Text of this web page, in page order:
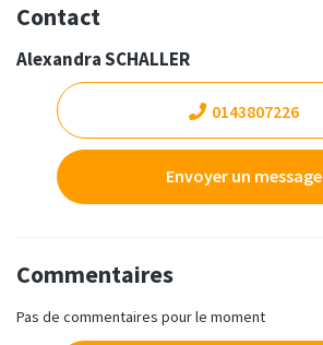
Contact
Alexandra SCHALLER
0143807226
Envoyer un message
Commentaires
Pas de commentaires pour le moment